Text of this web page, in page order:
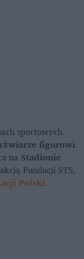
sportowych.
figurowi.
na Stadionie
Fundacji STS,
Polski.